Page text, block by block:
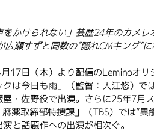
をかけられない」芸歴24年のカメ
広瀬すずと同数の“隠れCMキング”
17日（木）より配信のLeminoオリ
クは今日も雨」（監督：入江悠）で
屋・佐野役で出演。さらに25年7月
麻薬取締部特捜課」（TBS）では”
と​話題作への出演が相次ぐ。